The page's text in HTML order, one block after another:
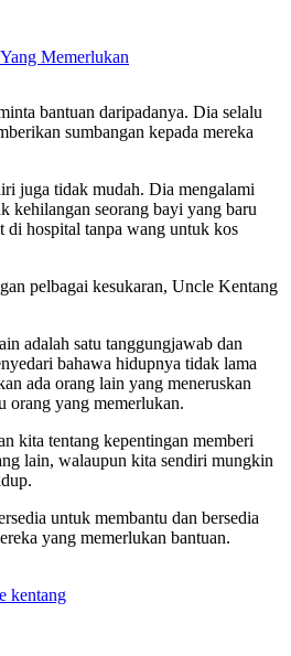
bantuan daripadanya. Dia selalu
sumbangan kepada mereka
juga tidak mudah. Dia mengalami
kehilangan seorang bayi yang baru
di hospital tanpa wang untuk kos
pelbagai kesukaran, Uncle Kentang
adalah satu tanggungjawab dan
bahawa hidupnya tidak lama
ada orang lain yang meneruskan
orang yang memerlukan.
kita tentang kepentingan memberi
lain, walaupun kita sendiri mungkin
untuk membantu dan bersedia
yang memerlukan bantuan.
kentang